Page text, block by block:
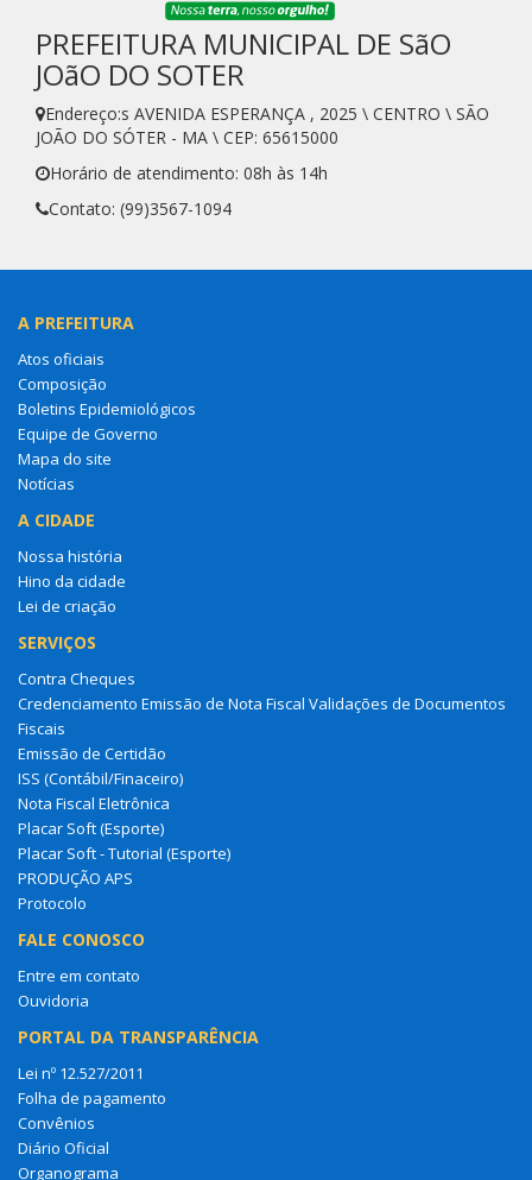
PREFEITURA MUNICIPAL DE SãO
JOãO DO SOTER
Endereço:s AVENIDA ESPERANÇA , 2025 \ CENTRO \ SÃO
JOÃO DO SÓTER - MA \ CEP: 65615000
Horário de atendimento: 08h às 14h
Contato: (99)3567-1094
A PREFEITURA
Atos oficiais
Composição
Boletins Epidemiológicos
Equipe de Governo
Mapa do site
Notícias
A CIDADE
Nossa história
Hino da cidade
Lei de criação
SERVIÇOS
Contra Cheques
Credenciamento Emissão de Nota Fiscal Validações de Documentos
Fiscais
Emissão de Certidão
ISS (Contábil/Finaceiro)
Nota Fiscal Eletrônica
Placar Soft (Esporte)
Placar Soft - Tutorial (Esporte)
PRODUÇÃO APS
Protocolo
FALE CONOSCO
Entre em contato
Ouvidoria
PORTAL DA TRANSPARÊNCIA
Lei nº 12.527/2011
Folha de pagamento
Convênios
Diário Oficial
Organograma